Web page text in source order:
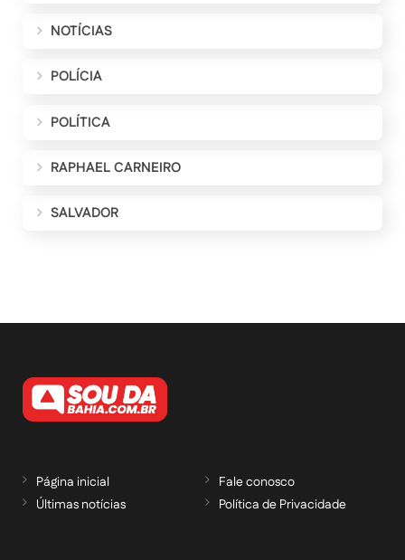
NOTÍCIAS
POLÍCIA
POLÍTICA
RAPHAEL CARNEIRO
SALVADOR
Página inicial
Últimas notícias
Fale conosco
Política de Privacidade